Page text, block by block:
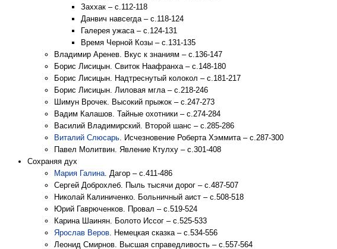
Заххак – с.112-118
Данвич навсегда – с.118-124
Галерея ужаса – с.124-131
Время Черной Козы – с.131-135
Владимир Аренев. Вкус к знаниям – с.136-147
Борис Лисицын. Свиток Наафранха – с.148-180
Борис Лисицын. Надтреснутый колокол – с.181-217
Борис Лисицын. Лиловая мгла – с.218-246
Шимун Врочек. Высокий прыжок – с.247-273
Вадим Калашов. Тайные охотники – с.274-284
Василий Владимирский. Второй шанс – с.285-286
Виталий Слюсарь. Исчезновение Роберта Хэммита – с.287-300
Павел Молитвин. Явление Ктулху – с.301-408
Сохраняя дух
Мария Галина. Дагор – с.411-486
Сергей Доброхлеб. Пыль тысячи дорог – с.487-507
Николай Калиниченко. Больничный аист – с.508-518
Юрий Гаврюченков. Провал – с.519-524
Карина Шаинян. Болото Иссог – с.525-533
Ярослав Веров. Немецкая сказка – с.534-556
Леонид Смирнов. Высшая справедливость – с.557-564